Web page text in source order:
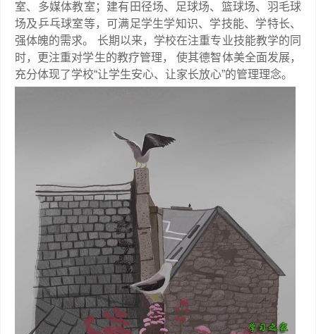
室、多媒体教室；建有田径场、足球场、篮球场、羽毛球
场及乒乓球室等，可满足学生学知识、学技能、学特长、
强体魄的需求。 长期以来，学校在注重专业技能教学的同
时，更注重对学生的教疗管理， 使其德智体美全面发展，
充分体现了学校“让学生安心、让家长放心”的管理理念。